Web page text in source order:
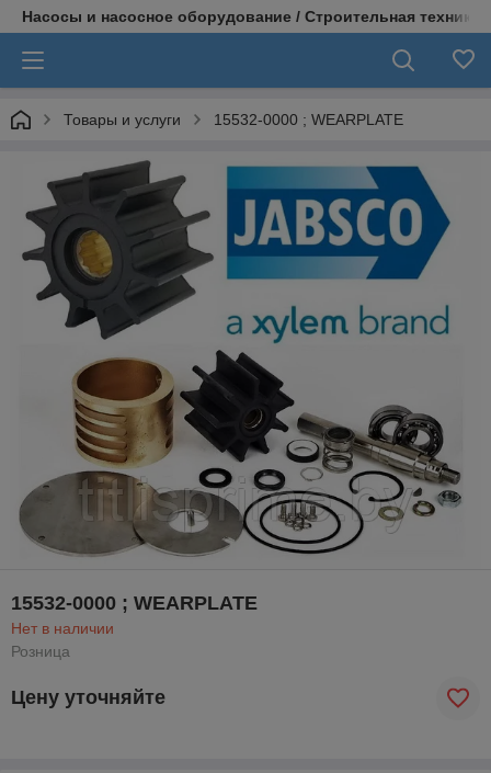
Насосы и насосное оборудование / Строительная техника
Товары и услуги 15532-0000 ; WEARPLATE
15532-0000 ; WEARPLATE
Нет в наличии
Розница
Цену уточняйте